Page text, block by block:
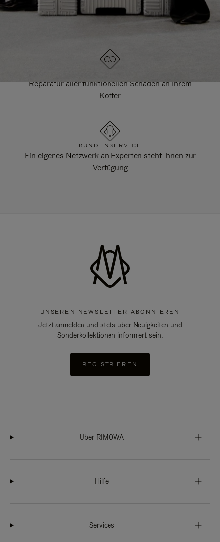
DESIGNED IN DEUTSCHLAND
Jedes Stück wird auf Qualität geprüft und sorgfältig
Reparatur aller funktionellen Schäden an Ihrem
Koffer
KUNDENSERVICE
Ein eigenes Netzwerk an Experten steht Ihnen zur
Verfügung
UNSEREN NEWSLETTER ABONNIEREN
Jetzt anmelden und stets über Neuigkeiten und
Sonderkollektionen informiert sein.
REGISTRIEREN
Über RIMOWA
Hilfe
Services